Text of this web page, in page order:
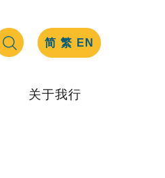
简 繁 EN
关于我行